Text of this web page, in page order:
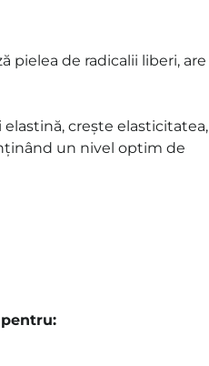
pielea de radicalii liberi, are
crește elasticitatea,
un nivel optim de